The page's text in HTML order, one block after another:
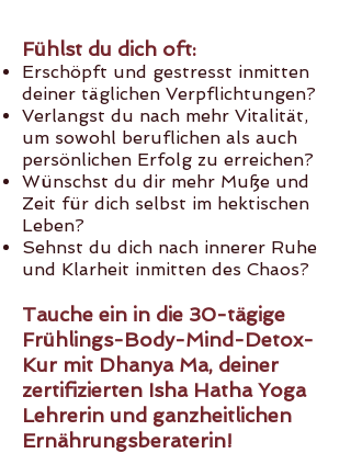
Fühlst du dich oft:
Erschöpft und gestresst inmitten
deiner täglichen Verpflichtungen?
Verlangst du nach mehr Vitalität,
um sowohl beruflichen als auch
persönlichen Erfolg zu erreichen?
Wünschst du dir mehr Muße und
Zeit für dich selbst im hektischen
Leben?
Sehnst du dich nach innerer Ruhe
und Klarheit inmitten des Chaos?
Tauche ein in die 30-tägige
Frühlings-Body-Mind-Detox-
Kur mit Dhanya Ma, deiner
zertifizierten Isha Hatha Yoga
Lehrerin und ganzheitlichen
Ernährungsberaterin!